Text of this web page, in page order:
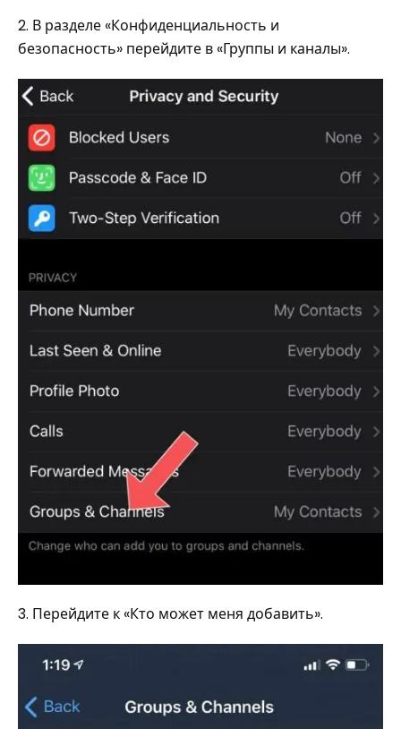
2. В разделе «Конфиденциальность и
безопасность» перейдите в «Группы и каналы».
3. Перейдите к «Кто может меня добавить».